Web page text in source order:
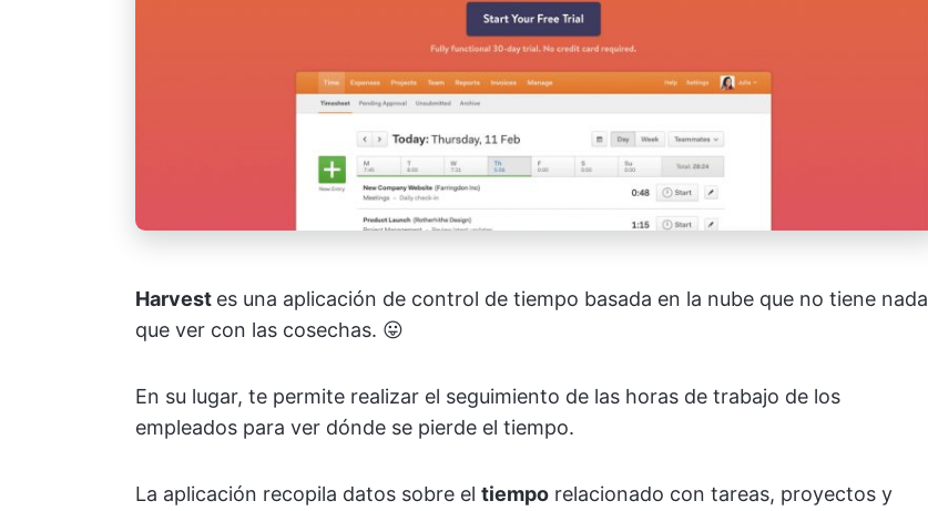
Harvest es una aplicación de control de tiempo basada en la nube que no tiene nada
que ver con las cosechas. 😛
En su lugar, te permite realizar el seguimiento de las horas de trabajo de los
empleados para ver dónde se pierde el tiempo.
La aplicación recopila datos sobre el tiempo relacionado con tareas, proyectos y